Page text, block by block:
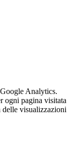
Analytics.
ogni pagina visitata
delle visualizzazioni